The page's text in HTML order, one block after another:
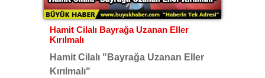
Hamit Cilalı Bayrağa Uzanan Eller
Kırılmalı
Hamit Cilalı "Bayrağa Uzanan Eller
Kırılmalı"